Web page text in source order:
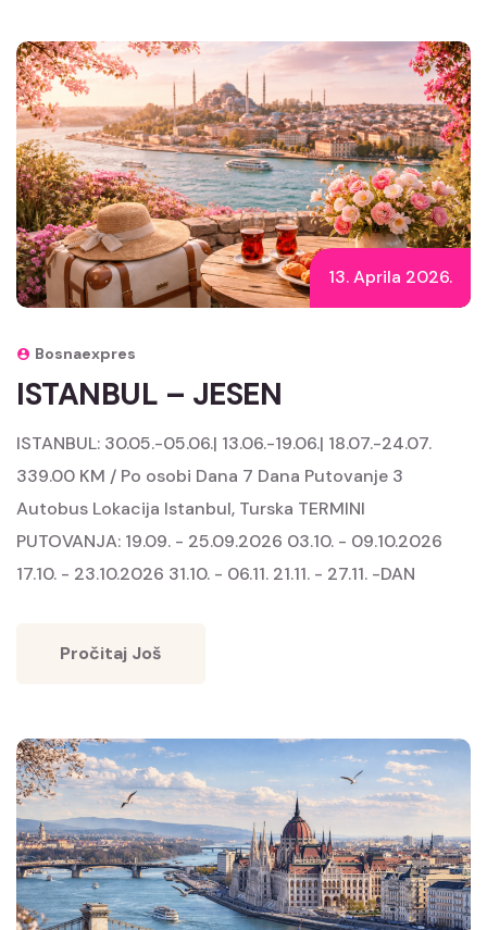
13. Aprila 2026.
Bosnaexpres
ISTANBUL – JESEN
ISTANBUL: 30.05.-05.06.| 13.06.-19.06.| 18.07.-24.07.
339.00 KM / Po osobi Dana 7 Dana Putovanje 3
Autobus Lokacija Istanbul, Turska TERMINI
PUTOVANJA: 19.09. - 25.09.2026 03.10. - 09.10.2026
17.10. - 23.10.2026 31.10. - 06.11. 21.11. - 27.11. -DAN
Pročitaj Još